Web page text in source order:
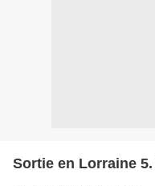
Sortie en Lorraine